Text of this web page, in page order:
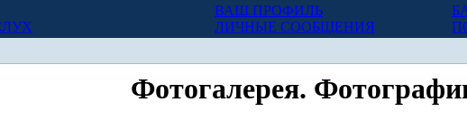
ВАШ ПРОФИЛЬ
ЛИЧНЫЕ СООБЩЕНИЯ
Фотогалерея.